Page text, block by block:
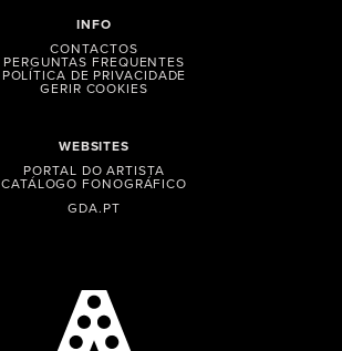
WEBSITES
PORTAL DO ARTISTA
CATÁLOGO FONOGRÁFICO
GDA.PT
INFO
CONTACTOS
PERGUNTAS FREQUENTES
POLÍTICA DE PRIVACIDADE
GERIR COOKIES